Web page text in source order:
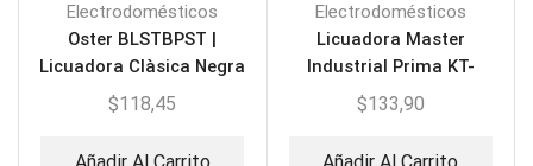
Electrodomésticos
Oster BLSTBPST |
Licuadora Clàsica Negra
$118,45
Electrodomésticos
Licuadora Master
Industrial Prima KT-
BR5330
$133,90